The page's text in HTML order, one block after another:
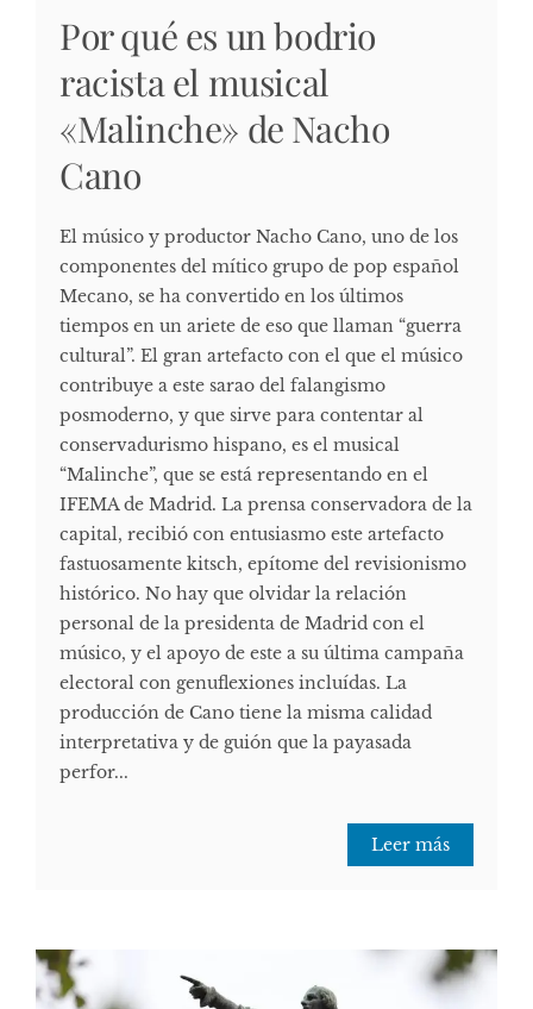
Por qué es un bodrio
racista el musical
«Malinche» de Nacho
Cano
El músico y productor Nacho Cano, uno de los
componentes del mítico grupo de pop español
Mecano, se ha convertido en los últimos
tiempos en un ariete de eso que llaman “guerra
cultural”. El gran artefacto con el que el músico
contribuye a este sarao del falangismo
posmoderno, y que sirve para contentar al
conservadurismo hispano, es el musical
“Malinche”, que se está representando en el
IFEMA de Madrid. La prensa conservadora de la
capital, recibió con entusiasmo este artefacto
fastuosamente kitsch, epítome del revisionismo
histórico. No hay que olvidar la relación
personal de la presidenta de Madrid con el
músico, y el apoyo de este a su última campaña
electoral con genuflexiones incluídas. La
producción de Cano tiene la misma calidad
interpretativa y de guión que la payasada
perfor...
Leer más